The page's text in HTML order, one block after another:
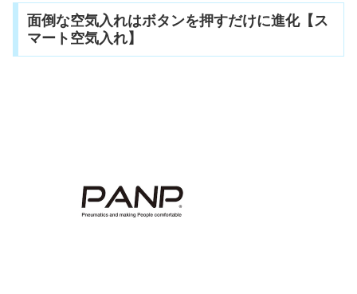
面倒な空気入れはボタンを押すだけに進化【ス
マート空気入れ】